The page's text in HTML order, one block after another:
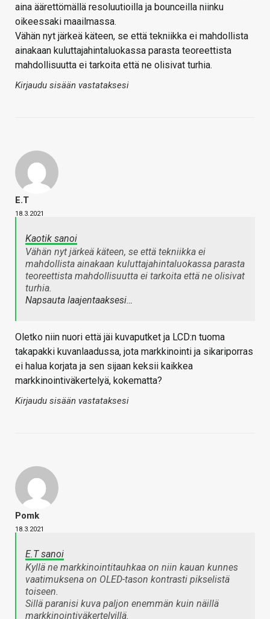
aina äärettömällä resoluutioilla ja bounceilla niinku
oikeessaki maailmassa.
Vähän nyt järkeä käteen, se että tekniikka ei mahdollista
ainakaan kuluttajahintaluokassa parasta teoreettista
mahdollisuutta ei tarkoita että ne olisivat turhia.
Kirjaudu sisään vastataksesi
E.T
18.3.2021
Kaotik sanoi
Vähän nyt järkeä käteen, se että tekniikka ei
mahdollista ainakaan kuluttajahintaluokassa parasta
teoreettista mahdollisuutta ei tarkoita että ne olisivat
turhia.
Napsauta laajentaaksesi…
Oletko niin nuori että jäi kuvaputket ja LCD:n tuoma
takapakki kuvanlaadussa, jota markkinointi ja sikariporras
ei halua korjata ja sen sijaan keksii kaikkea
markkinointiväkertelyä, kokematta?
Kirjaudu sisään vastataksesi
Pomk
18.3.2021
E.T sanoi
Kyllä ne markkinointitauhkaa on niin kauan kunnes
vaatimuksena on OLED-tason kontrasti pikselistä
toiseen.
Sillä paranisi kuva paljon enemmän kuin näillä
markkinointiväkertelyillä.